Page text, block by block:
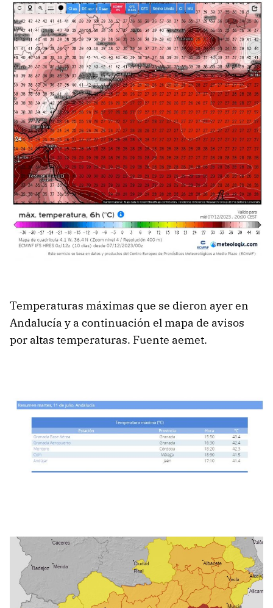
Temperaturas máximas que se dieron ayer en
Andalucía y a continuación el mapa de avisos
por altas temperaturas. Fuente aemet.